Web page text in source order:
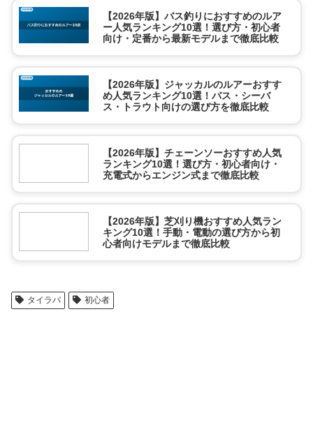
【2026年版】バス釣りにおすすめのルア
ー人気ランキング10選！選び方・初心者
向け・定番から最新モデルまで徹底比較
【2026年版】ジャッカルのルアーおすす
め人気ランキング10選！バス・シーバ
ス・トラウト向けの選び方を徹底比較
【2026年版】チェーンソーおすすめ人気
ランキング10選！選び方・初心者向け・
充電式からエンジン式まで徹底比較
【2026年版】芝刈り機おすすめ人気ラン
キング10選！手動・電動の選び方から初
心者向けモデルまで徹底比較
タイラバ 初心者